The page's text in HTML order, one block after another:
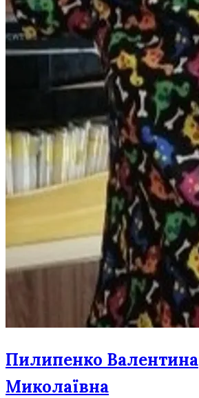
Пилипенко Валентина
Миколаївна